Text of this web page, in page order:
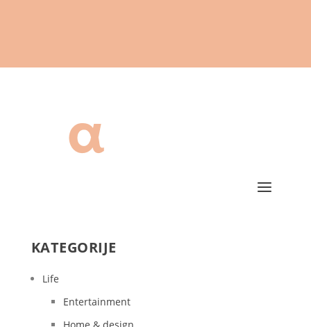
KATEGORIJE
Life
Entertainment